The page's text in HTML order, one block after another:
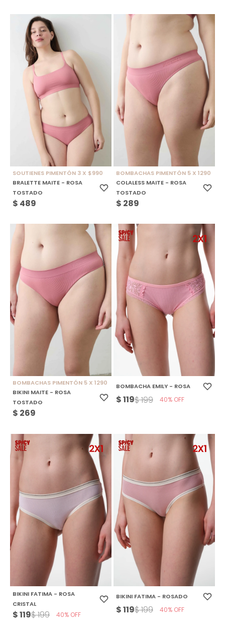
SOUTIENES PIMENTÓN 3 X $990
BRALETTE MAITE - ROSA
TOSTADO
$ 489
BOMBACHAS PIMENTÓN 5 X 1290
COLALESS MAITE - ROSA
TOSTADO
$ 289
BOMBACHAS PIMENTÓN 5 X 1290
BIKINI MAITE - ROSA
TOSTADO
$ 269
BOMBACHA EMILY - ROSA
$119$199 40
BIKINI FATIMA - ROSA
CRISTAL
$119$199 40
BIKINI FATIMA - ROSADO
$119$199 40